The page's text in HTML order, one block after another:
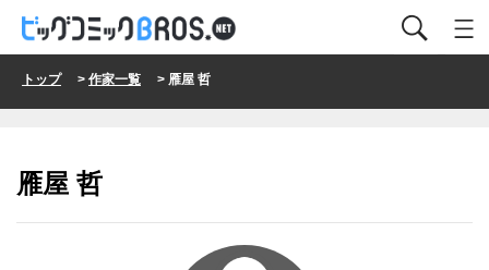
トップ> 作家一覧 > 雁屋 哲
雁屋 哲